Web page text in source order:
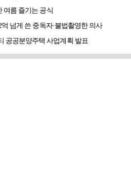
여름 즐기는 공식
넘게 쓴 중독자·불법촬영한 의사
공공분양주택 사업계획 발표